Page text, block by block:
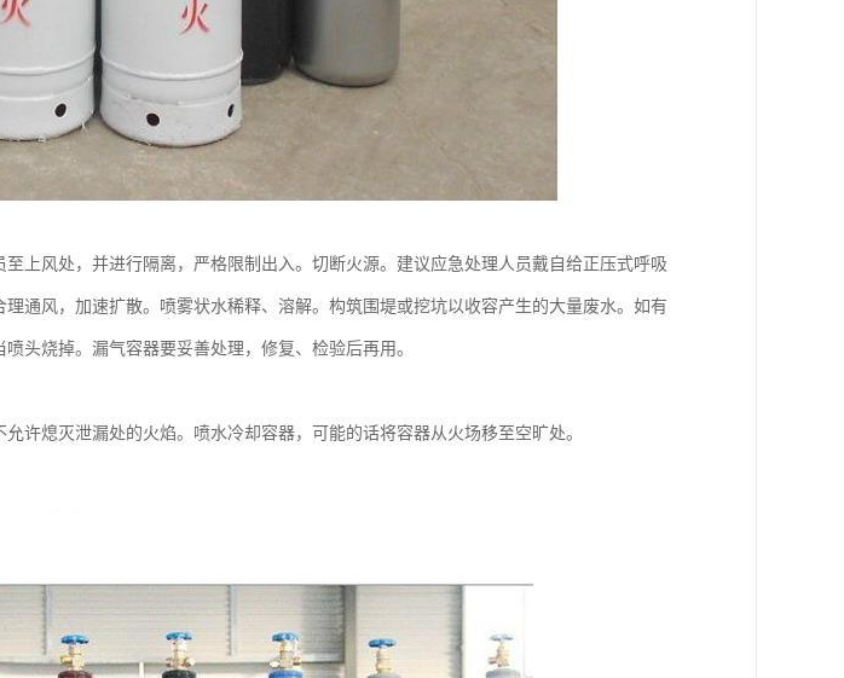
上风处，并进行隔离，严格限制出入。切断火源。建议应急处理人员戴自给正压式呼吸
通风，加速扩散。喷雾状水稀释、溶解。构筑围堤或挖坑以收容产生的大量废水。如有
头烧掉。漏气容器要妥善处理，修复、检验后再用。
许熄灭泄漏处的火焰。喷水冷却容器，可能的话将容器从火场移至空旷处。